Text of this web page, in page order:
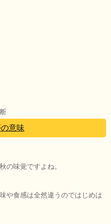
意味
の味覚ですよね。
や食感は全然違うのではじめは